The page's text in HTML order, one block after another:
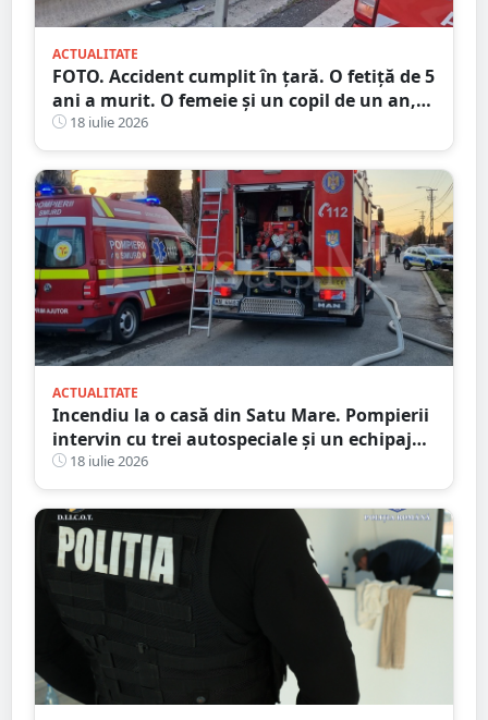
ACTUALITATE
FOTO. Accident cumplit în țară. O fetiță de 5
ani a murit. O femeie și un copil de un an,
la spital
18 iulie 2026
ACTUALITATE
Incendiu la o casă din Satu Mare. Pompierii
intervin cu trei autospeciale și un echipaj
SMURD
18 iulie 2026